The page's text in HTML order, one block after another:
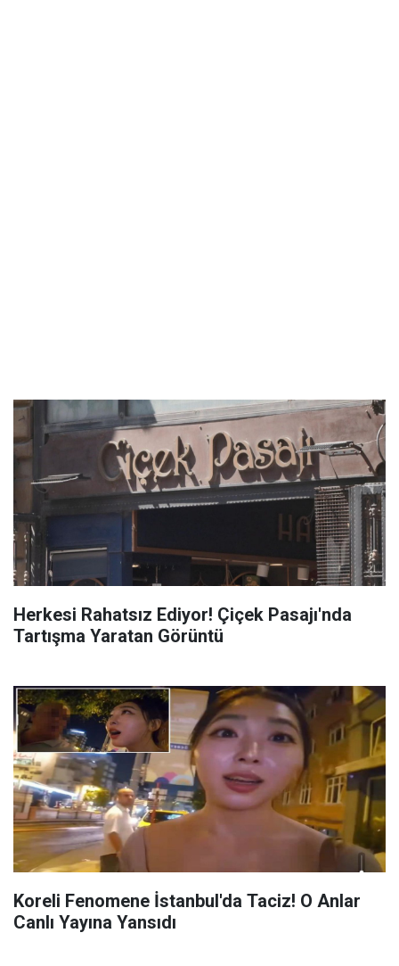
Herkesi Rahatsız Ediyor! Çiçek Pasajı'nda
Tartışma Yaratan Görüntü
Koreli Fenomene İstanbul'da Taciz! O Anlar
Canlı Yayına Yansıdı